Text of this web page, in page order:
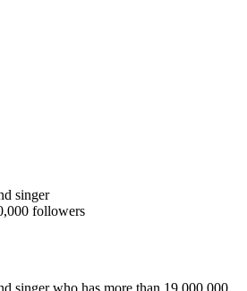
singer
followers
singer who has more than 19,000,000